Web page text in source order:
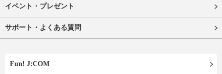
イベント・プレゼント
サポート・よくある質問
Fun! J:COM